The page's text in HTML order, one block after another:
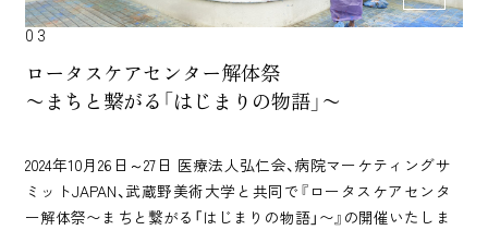
03
ロータスケアセンター解体祭
〜まちと繋がる「はじまりの物語」〜
2024年10月26日～27日 医療法人弘仁会、病院マーケティングサ
ミットJAPAN、武蔵野美術大学と共同で『ロータスケアセンタ
ー解体祭〜まちと繋がる「はじまりの物語」〜』の開催いたしま